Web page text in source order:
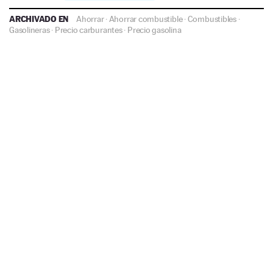
ARCHIVADO EN Ahorrar· Ahorrar combustible·Combustibles·
Gasolineras· Precio carburantes· Precio gasolina